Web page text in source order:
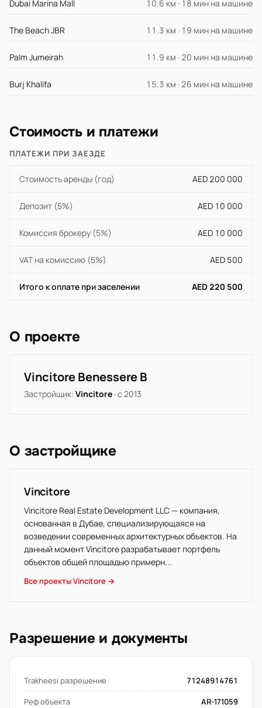
Dubai Marina Mall 10.6 км · 18 мин на машине
The Beach JBR 11.3 км · 19 мин на машине
Palm Jumeirah 11.9 км · 20 мин на машине
Burj Khalifa 15.3 км · 26 мин на машине
Стоимость и платежи
ПЛАТЕЖИ ПРИ ЗАЕЗДЕ
Стоимость аренды (год) AED 200 000
Депозит (5%) AED 10 000
Комиссия брокеру (5%) AED 10 000
VAT на комиссию (5%) AED 500
Итого к оплате при заселении AED 220 500
О проекте
Vincitore Benessere B
Застройщик: Vincitore · с 2013
О застройщике
Vincitore
Vincitore Real Estate Development LLC — компания,
основанная в Дубае, специализирующаяся на
возведении современных архитектурных объектов. На
данный момент Vincitore разрабатывает портфель
объектов общей площадью примерн...
Все проекты Vincitore →
Разрешение и документы
Trakheesi разрешение
71248914761
Реф объекта
AR-171059